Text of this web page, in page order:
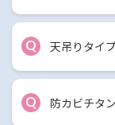
Q 天吊りタイ
Q 防カビチタ